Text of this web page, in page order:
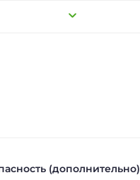
(дополнительно)